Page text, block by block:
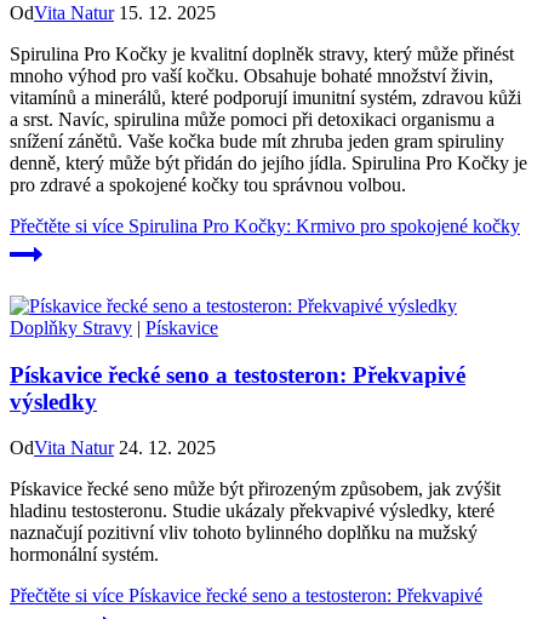
OdVita Natur 15. 12. 2025
Spirulina Pro Kočky je kvalitní doplněk stravy, který může přinést
mnoho výhod pro vaší kočku. Obsahuje bohaté množství živin,
vitamínů a minerálů, které podporují imunitní systém, zdravou kůži
a srst. Navíc, spirulina může pomoci při detoxikaci organismu a
snížení zánětů. Vaše kočka bude mít zhruba jeden gram spiruliny
denně, který může být přidán do jejího jídla. Spirulina Pro Kočky je
pro zdravé a spokojené kočky tou správnou volbou.
Přečtěte si více Spirulina Pro Kočky: Krmivo pro spokojené kočky
Doplňky Stravy | Pískavice
Pískavice řecké seno a testosteron: Překvapivé
výsledky
OdVita Natur 24. 12. 2025
Pískavice řecké seno může být přirozeným způsobem, jak zvýšit
hladinu testosteronu. Studie ukázaly překvapivé výsledky, které
naznačují pozitivní vliv tohoto bylinného doplňku na mužský
hormonální systém.
Přečtěte si více Pískavice řecké seno a testosteron: Překvapivé